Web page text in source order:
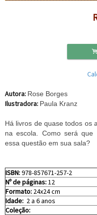
.
Autora: Rose Borges
Ilustradora: Paula Kranz
Há livros de quase todos os
na escola. Como será que
essa questão em sua sala?
ISBN:978-857671-257-2
Nº de páginas:12
Formato: 24x24 cm
Idade: 2 a 6 anos
Coleção: